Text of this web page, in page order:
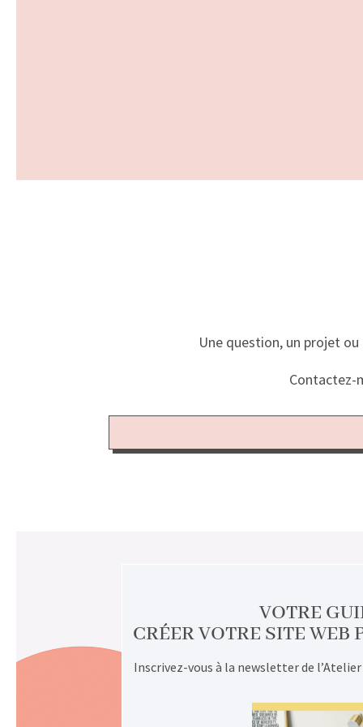
Une question, un projet
Contactez-
VOTRE
CRÉER VOTRE SITE WEB
Inscrivez-vous à la newsletter de